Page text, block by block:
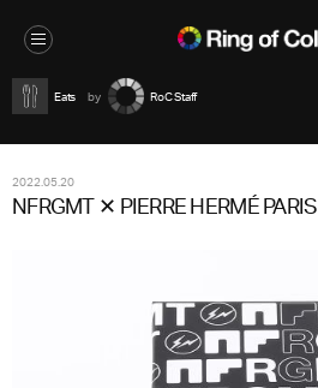
Eats RoC Staff
2022.05.20
NFRGMT ✕ PIERRE HERMÉ PARIS